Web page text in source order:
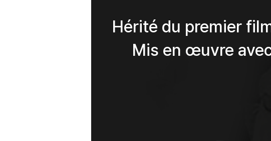
Hérité du premier
Mis en œuvre